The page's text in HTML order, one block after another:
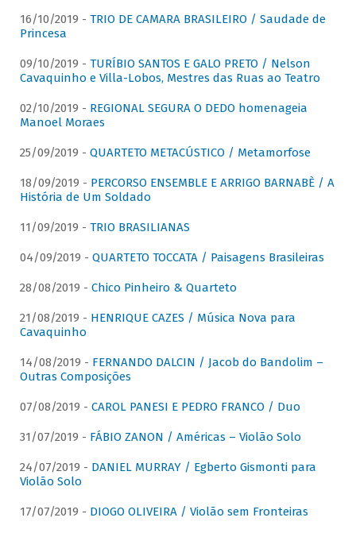
16/10/2019 - TRIO DE CAMARA BRASILEIRO / Saudade de
Princesa
09/10/2019 - TURÍBIO SANTOS E GALO PRETO / Nelson
Cavaquinho e Villa-Lobos, Mestres das Ruas ao Teatro
02/10/2019 - REGIONAL SEGURA O DEDO homenageia
Manoel Moraes
25/09/2019 - QUARTETO METACÚSTICO / Metamorfose
18/09/2019 - PERCORSO ENSEMBLE E ARRIGO BARNABÈ / A
História de Um Soldado
11/09/2019 - TRIO BRASILIANAS
04/09/2019 - QUARTETO TOCCATA / Paisagens Brasileiras
28/08/2019 - Chico Pinheiro & Quarteto
21/08/2019 - HENRIQUE CAZES / Música Nova para
Cavaquinho
14/08/2019 - FERNANDO DALCIN / Jacob do Bandolim –
Outras Composições
07/08/2019 - CAROL PANESI E PEDRO FRANCO / Duo
31/07/2019 - FÁBIO ZANON / Américas – Violão Solo
24/07/2019 - DANIEL MURRAY / Egberto Gismonti para
Violão Solo
17/07/2019 - DIOGO OLIVEIRA / Violão sem Fronteiras